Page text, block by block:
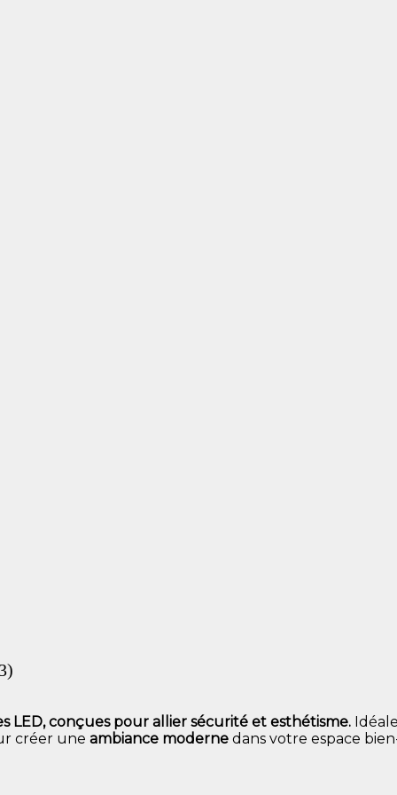
LED, conçues pour allier sécurité et esthétisme.
créer une ambiance moderne dans votre espace